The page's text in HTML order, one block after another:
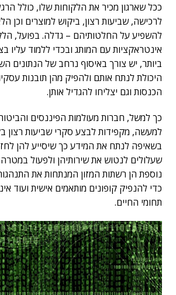
ככל שארגון מכיר את הלקוחות שלו, כולל
לרכישה, שביעות רצון, ביקוש למוצרים וכן
להשפיע על החלטותיהם – גדלה. בפועל,
אינטראקציות עם המותג ובכדי ללמוד עליו
ביותר, יש צורך באיסוף נרחב של הנתונים
היכולת לנתח אותם ולהפיק מהן תובנות
הכנסות וגם יצליחו להגדיל אותן.
כך למשל, חברות מעולמות הפיננסים
למעשה, מקפידות לבצע סקרי שביעות רצון
בשאיפה לנתח את המידע כך שיסייע להן
שעלולים לנטוש את שירותיהן ולפעול
נוספת הן רשתות המזון המנתחות את
כדי להנפיק קופונים מותאמים אישית ועוד
תחומי החיים.